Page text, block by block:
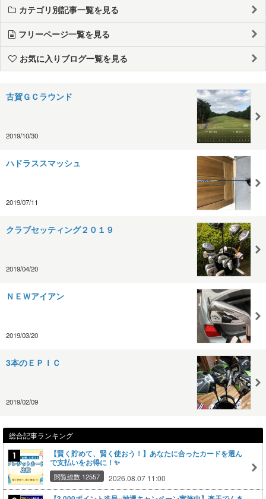
カテゴリ別記事一覧を見る
フリーページ一覧を見る
お気に入りブログ一覧を見る
古賀ＧＣラウンド
2019/10/30
ハドラススマッシュ
2019/07/11
クラブセッティング２０１９
2019/04/20
ＮＥＷアイアン
2019/03/20
3本のＥＰＩＣ
2019/02/09
総合記事ランキング
【賢く貯めて、賢く使おう！】あなたに合ったカードを選ん
で支払いをお得に！✨
閲覧総数 12557 2026.08.07 11:00